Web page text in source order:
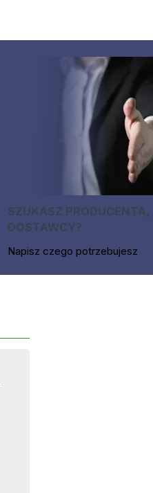
SZUKASZ PRODUCENTA,
DOSTAWCY?
Napisz czego potrzebujesz